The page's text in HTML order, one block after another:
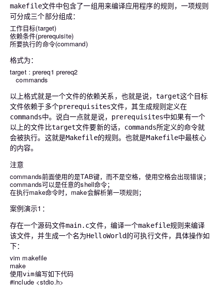
makefile文件中包含了一组用来编译应用程序的规则，一项规则
可分成三个部分组成：
工作目标(target)
依赖条件(prerequisite)
所要执行的命令(command)
格式为：
target : prereq1 prereq2
commands
以上格式就是一个文件的依赖关系，也就是说，target这个目标
文件依赖于多个prerequisites文件，其生成规则定义在
commands中。说白一点就是说， prerequisites中如果有一个
以上的文件比target文件要新的话， commands所定义的命令就
会被执行。这就是Makefile的规则。也就是Makefile中最核心
的内容。
注意
commands前面使用的是TAB键，而不是空格，使用空格会出现错误；
commands可以是任意的shell命令；
在执行make命令时，make会解析第一项规则；
案例演示1：
存在一个源码文件main.c文件，编译一个makefile规则来编译
该文件，并生成一个名为HelloWorld的可执行文件，具体操作如
下：
vim makefile
make
使用vim编写如下代码
#include <stdio.h>